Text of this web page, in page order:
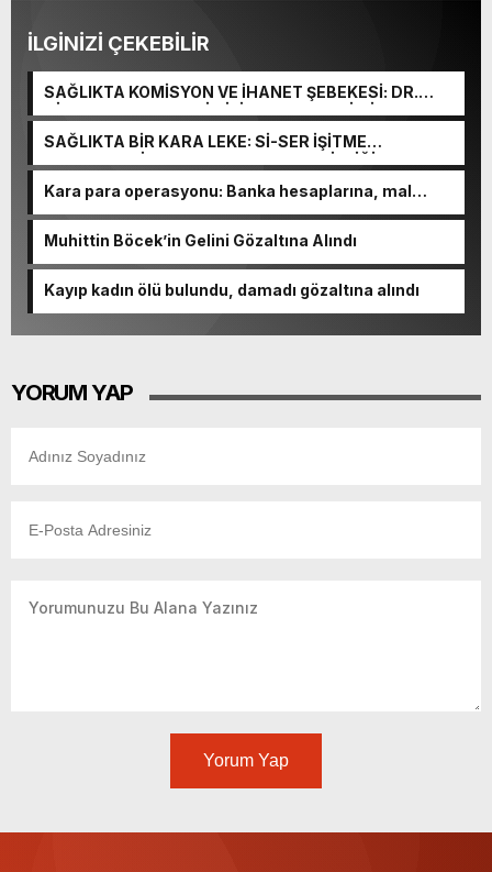
İLGİNİZİ ÇEKEBİLİR
SAĞLIKTA KOMİSYON VE İHANET ŞEBEKESİ: DR.
NİHAT URUÇ VE SEMİH İŞİTME MERKEZİ’NİN SGK
VURGUNU!
SAĞLIKTA BİR KARA LEKE: Sİ-SER İŞİTME
MERKEZLERİ VE MODERN UMUT TACİRLİĞİ
Kara para operasyonu: Banka hesaplarına, mal
Muhittin Böcek’in Gelini Gözaltına Alındı
Kayıp kadın ölü bulundu, damadı gözaltına alındı
YORUM YAP
Yorum Yap